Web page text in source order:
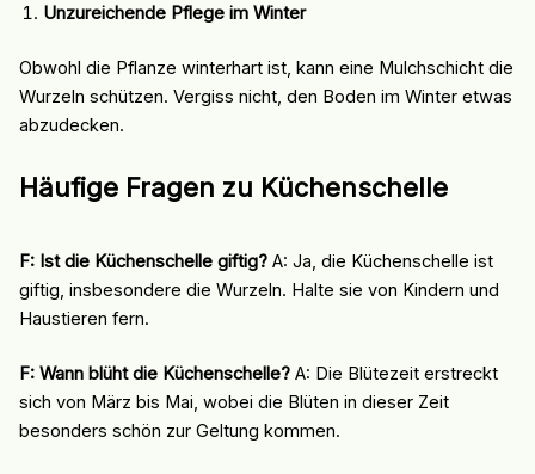
Unzureichende Pflege im Winter
Obwohl die Pflanze winterhart ist, kann eine Mulchschicht die
Wurzeln schützen. Vergiss nicht, den Boden im Winter etwas
abzudecken.
Häufige Fragen zu Küchenschelle
F: Ist die Küchenschelle giftig?A: Ja, die Küchenschelle ist
giftig, insbesondere die Wurzeln. Halte sie von Kindern und
Haustieren fern.
F: Wann blüht die Küchenschelle?A: Die Blütezeit erstreckt
sich von März bis Mai, wobei die Blüten in dieser Zeit
besonders schön zur Geltung kommen.